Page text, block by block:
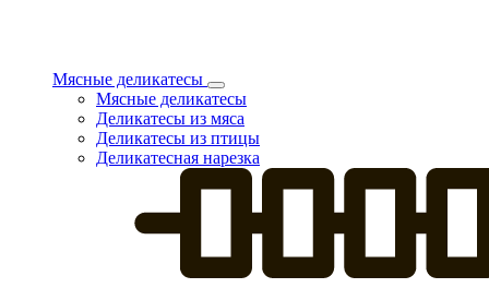
Мясные деликатесы
Мясные деликатесы
Деликатесы из мяса
Деликатесы из птицы
Деликатесная нарезка